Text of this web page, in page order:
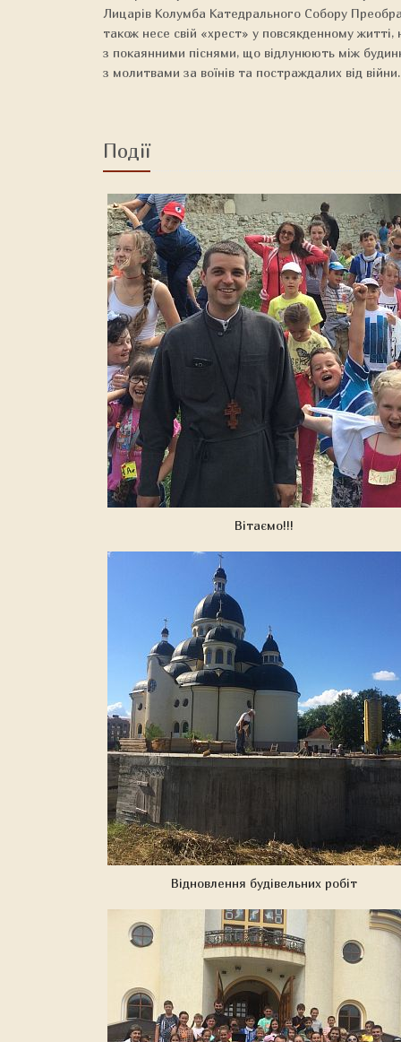
Лицарів Колумба Катедрального Собору
також несе свій «хрест» у повсякденному
з покаянними піснями, що відлунюють між
з молитвами за воїнів та постраждалих від війни.
Події
Вітаємо!!!
Відновлення будівельних робіт